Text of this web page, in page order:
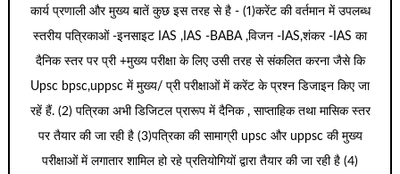
कार्य प्रणाली और मुख्य बातें कुछ इस तरह से है - (1)करेंट की वर्तमान में उपलब्ध
स्तरीय पत्रिकाओं -इनसाइट IAS ,IAS -BABA ,विजन -IAS,शंकर -IAS का
दैनिक स्तर पर प्री +मुख्य परीक्षा के लिए उसी तरह से संकलित करना जैसे कि
Upsc bpsc,uppsc में मुख्य/ प्री परीक्षाओं में करेंट के प्रश्न डिजाइन किए जा
रहें हैं. (2) पत्रिका अभी डिजिटल प्रारूप में दैनिक , साप्ताहिक तथा मासिक स्तर
पर तैयार की जा रही है (3)पत्रिका की सामाग्री upsc और uppsc की मुख्य
परीक्षाओं में लगातार शामिल हो रहे प्रतियोगियों द्वारा तैयार की जा रही है (4)